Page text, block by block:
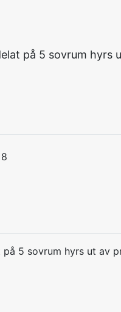
på 5 sovrum hyrs
8
5 sovrum hyrs ut av